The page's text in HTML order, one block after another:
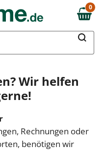
0,00 €
0
Wir helfen
Rechnungen oder
benötigen wir